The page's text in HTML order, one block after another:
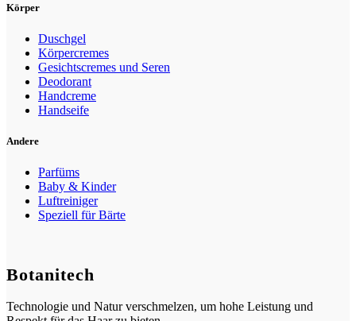
Körper
Duschgel
Körpercremes
Gesichtscremes und Seren
Deodorant
Handcreme
Handseife
Andere
Parfüms
Baby & Kinder
Luftreiniger
Speziell für Bärte
Botanitech
Technologie und Natur verschmelzen, um hohe Leistung und